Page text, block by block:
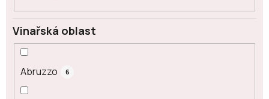
Vinařská oblast
Abruzzo 6